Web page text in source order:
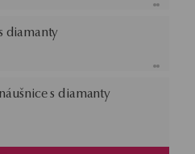
diamanty
s diamanty